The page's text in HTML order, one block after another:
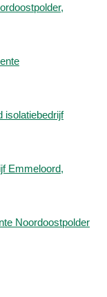
isolatiebedrijf
Emmeloord,
Noordoostpolder